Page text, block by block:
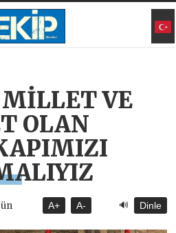
VE
OLAN
A+ A- 🔊 Dinle